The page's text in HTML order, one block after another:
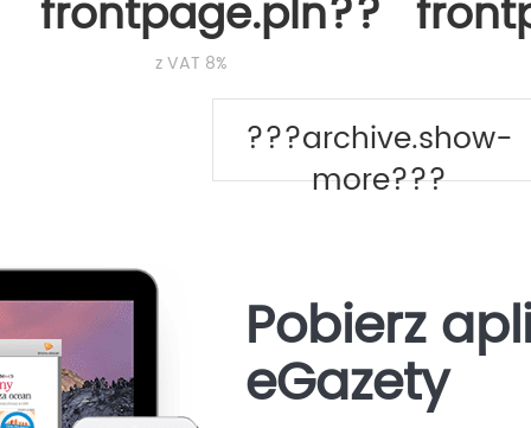
frontpage.pln???
z VAT 8%
???archive.show-
more???
Pobierz
eGazety